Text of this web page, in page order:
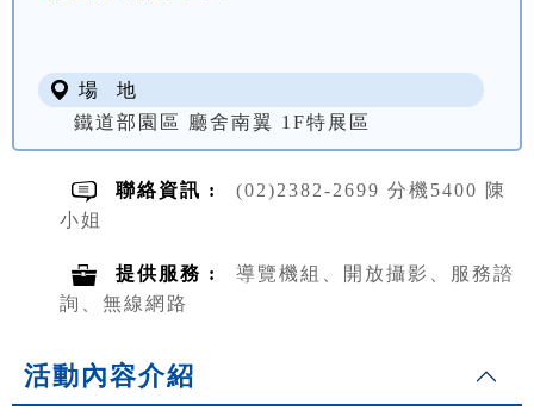
場 地
鐵道部園區 廳舍南翼 1F特展區
聯絡資訊 :
(02)2382-2699 分機5400 陳
小姐
提供服務 :
導覽機組、開放攝影、服務諮
詢、無線網路
活動內容介紹